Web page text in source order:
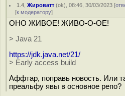
1.4 ,Жироватт (ok), 08:46, 30/03/2023 [
[к модератору]
ОНО ЖИВОЕ! ЖИВО-О-ОЕ!
> Java 21
https://jdk.java.net/21/
> Early access build
Аффтар, поправь новость. Или
преальфу явы в основное репо?